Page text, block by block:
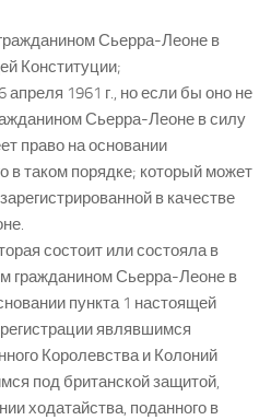
Сьерра-Леоне в
Конституции;
апреля 1961 г., но если бы оно не
Сьерра-Леоне в силу
право на основании
в таком порядке; который может
в качестве
состоит или состояла в
гражданином Сьерра-Леоне в
пункта 1 настоящей
являвшимся
Королевства и Колоний
под британской защитой,
ходатайства, поданного в